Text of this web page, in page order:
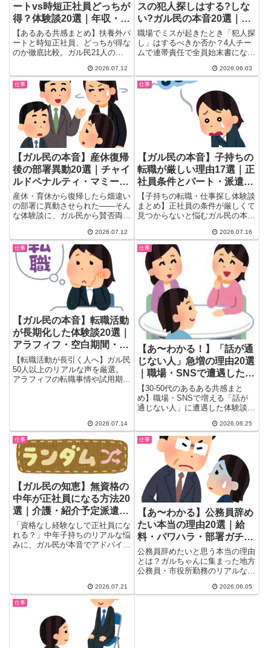
ートvs時短正社員どっちが
得？体験談20選｜年収・ボ
ーナスのリアル
【あるある共感まとめ】扶養外パ
ートと時短正社員、どっちが得な
のか徹底比較。ガル民21人のリ
ナスの実額差、時短勤務ならでは
の「肩身の狭さ」、扶養外パート
の「やりがい搾取」問題まで、働
き方選びで後悔しないための体験
談をまとめました。
2026.07.12
スの犯人探しはする?しな
い?ガル民の本音20選｜連
帯責任vs原因究明の正しい
考え方
職場でミスが起きたとき「犯人探
し」はするべきか否か？4人チー
ムで連帯責任で全員始末書になっ
結。始末書・連帯責任・再発防止
の本当の意味とは？「主さん自身
が犯人では？」という衝撃の指摘
も。働く女性に刺さる職場ミスあ
2026.06.03
仕事
【ガル民の本音】産休復帰
後の部署異動20選｜チャイ
ルドペナルティ・マミート
ラックのリアル
産休・育休から復帰したら畑違い
の部署に異動させられた――そん
な体験談に、ガル民から賛否両論
ィ・マミートラックのリアルな実
態、会社側の言い分、海外との比
較、乗り越え方まで、働くママた
ちの本音を厳選してお届けしま
す。
2026.07.12
仕事
【ガル民の本音】子持ちの
転職が厳しい理由17選｜正
社員条件とパート・派遣の
リアル
【子持ちの転職・仕事探し体験談
まとめ】正社員の条件が厳しくて
見つからないと悩むガル民の本音
もなぜ狭き門なのか、パート・派
遣との違い、少子化との関係、実
際に転職に成功した人たちのリア
ルな体験談まで一気に紹介しま
す。
2026.07.16
仕事
【ガル民の本音】転職活動
が長期化した体験談20選｜
アラフィフ・空白期間・面
接失敗のリアル
【転職活動が長引く人へ】ガル民
50人以上のリアルな声を厳選。
アラフィフの転職事情や試用期間
ます。転職が決まった人の体験談
も収録。
2026.07.14
仕事
【あ〜わかる！】「話が通
じない人」急増の理由20選
｜職場・SNSで遭遇した読
解力低下のリアル
【30-50代のあるある共感まと
め】職場・SNSで増える「話が
通じない人」に遭遇した体験談を
解釈・読解力低下の原因をガル民
が本音で分析。東洋経済オンライ
ンの記事に400件超えの共感コメ
ントが集まりました。
2026.06.25
仕事
【ガル民の知恵】無資格の
中年が正社員になる方法20
選｜介護・紹介予定派遣・
パート登用の体験談
「資格なし経験なしで正社員にな
れる？」中年子持ちのリアルな悩
みに、ガル民が本音でアドバイ
い現実の指摘まで、実際に採用さ
れた20人分の体験と本音コメン
トをまとめました。
2026.07.21
仕事
【あ〜わかる】公務員辞め
たい本当の理由20選｜給
料・パワハラ・部署ガチャ
のリアルな本音
公務員辞めたいと思う本当の理由
とは？ガルちゃんに集まった地方
公務員・市役所勤務のリアルな声
せ・部署ガチャ・パワハラ問題ま
2026.06.05
仕事